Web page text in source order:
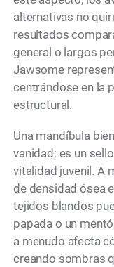
alternativas no
resultados
general o largos
Jawsome
centrándose en la
estructural.
Una mandíbula
vanidad; es un
vitalidad juvenil. A
de densidad ósea
tejidos blandos
papada o un
a menudo afecta
creando sombras